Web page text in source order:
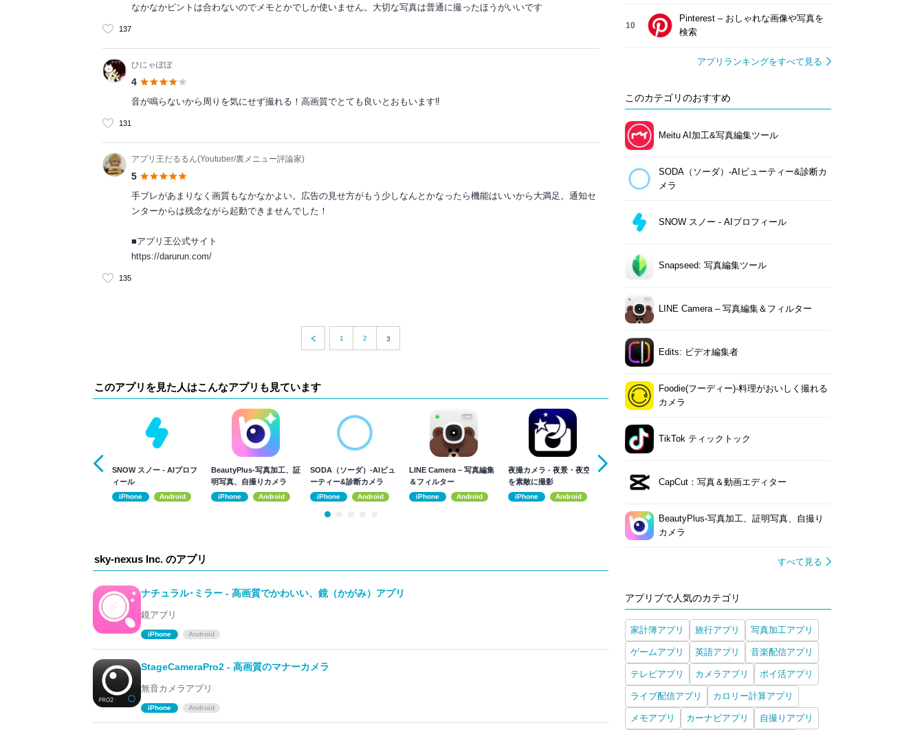
なかなかピントは合わないのでメモとかでしか使いません。大切な写真は普通に撮ったほうがいいです
137
ひにゃぽぽ
4
音が鳴らないから周りを気にせず撮れる！高画質でとても良いとおもいます‼︎
131
アプリ王だるるん(Youtuber/裏メニュー評論家)
5
手ブレがあまりなく画質もなかなかよい。広告の見せ方がもう少しなんとかなったら機能はいいから大満足。通知セ
ンターからは残念ながら起動できませんでした！
■アプリ王公式サイト
https://darurun.com/
135
1 2 3
このアプリを見た人はこんなアプリも見ています
SNOW スノー - AIプロフ
ィール
iPhone Android
BeautyPlus-写真加工、証
明写真、自撮りカメラ
iPhone Android
SODA（ソーダ）-AIビュ
ーティー&診断カメラ
iPhone Android
LINE Camera – 写真編集
＆フィルター
iPhone Android
夜撮カメラ - 夜景・夜空
を素敵に撮影
iPhone Android
カメラ
ー撮影にも高画質カメラ
sky-nexus Inc. のアプリ
ナチュラル･ミラー - 高画質でかわいい、鏡（かがみ）アプリ
鏡アプリ
iPhone Android
StageCameraPro2 - 高画質のマナーカメラ
無音カメラアプリ
iPhone Android
10
Pinterest – おしゃれな画像や写真を
検索
アプリランキングをすべて見る
このカテゴリのおすすめ
Meitu AI加工&写真編集ツール
SODA（ソーダ）-AIビューティー&診断カ
メラ
SNOW スノー - AIプロフィール
Snapseed: 写真編集ツール
LINE Camera – 写真編集＆フィルター
Edits: ビデオ編集者
Foodie(フーディー)-料理がおいしく撮れる
カメラ
TikTok ティックトック
CapCut：写真＆動画エディター
BeautyPlus-写真加工、証明写真、自撮り
カメラ
すべて見る
アプリブで人気のカテゴリ
家計簿アプリ 旅行アプリ 写真加工アプリ
ゲームアプリ 英語アプリ 音楽配信アプリ
テレビアプリ カメラアプリ ポイ活アプリ
ライブ配信アプリ カロリー計算アプリ
メモアプリ カーナビアプリ 自撮りアプリ